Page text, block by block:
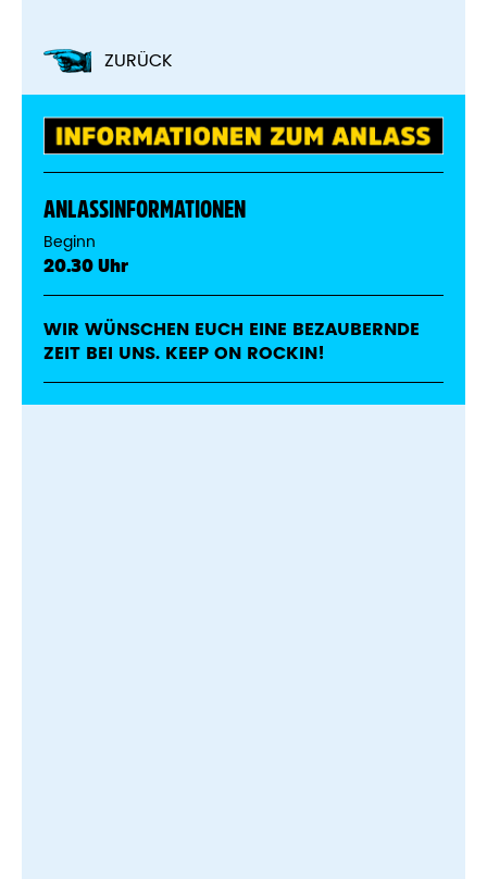
ZURÜCK
ANLASSINFORMATIONEN
Beginn
20.30 Uhr
WIR WÜNSCHEN EUCH EINE BEZAUBERNDE
ZEIT BEI UNS. KEEP ON ROCKIN!